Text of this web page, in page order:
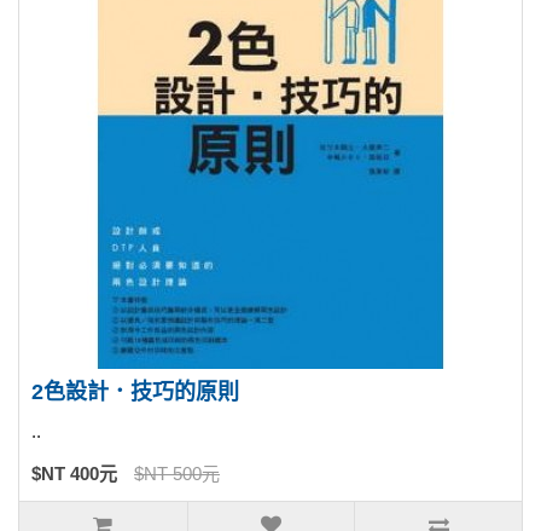
2色設計．技巧的原則
..
$NT 400元 $NT 500元